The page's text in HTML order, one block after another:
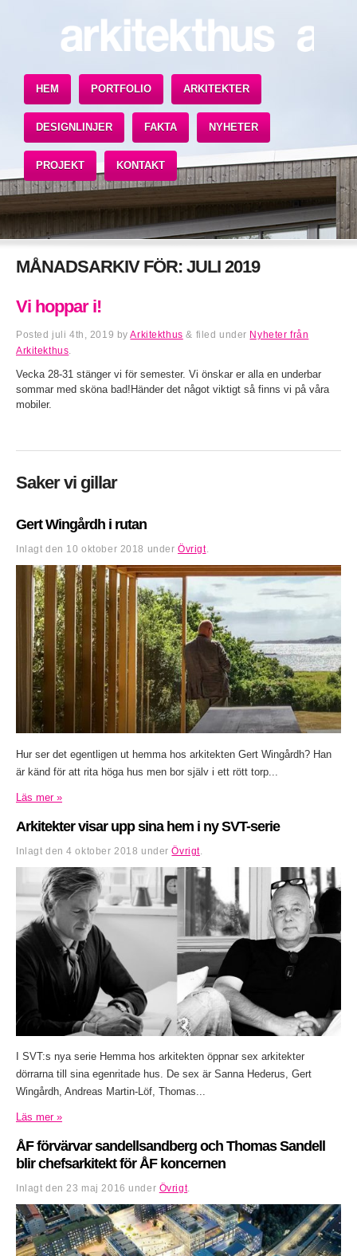
HEM PORTFOLIO ARKITEKTER
DESIGNLINJER FAKTA NYHETER
PROJEKT KONTAKT
MÅNADSARKIV FÖR: JULI 2019
Vi hoppar i!
Posted juli 4th, 2019 byArkitekthus & filed under Nyheter från
Arkitekthus
Vecka 28-31 stänger vi för semester. Vi önskar er alla en underbar
sommar med sköna bad!Händer det något viktigt så finns vi på våra
mobiler.
Saker vi gillar
Gert Wingårdh i rutan
Inlagt den 10 oktober 2018 underÖvrigt.
Hur ser det egentligen ut hemma hos arkitekten Gert Wingårdh? Han
är känd för att rita höga hus men bor själv i ett rött torp...
Läs mer »
Arkitekter visar upp sina hem i ny SVT-serie
Inlagt den4 oktober 2018 underÖvrigt.
I SVT:s nya serie Hemma hos arkitekten öppnar sex arkitekter
dörrarna till sina egenritade hus. De sex är Sanna Hederus, Gert
Wingårdh, Andreas Martin-Löf, Thomas...
Läs mer »
ÅF förvärvar sandellsandberg och Thomas Sandell
blir chefsarkitekt för ÅF koncernen
Inlagt den 23 maj 2016 under Övrigt.